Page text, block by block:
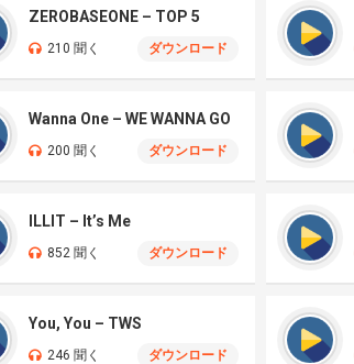
ZEROBASEONE – TOP 5
210 聞く ダウンロード
Wanna One – WE WANNA GO
200 聞く ダウンロード
ILLIT – It’s Me
852 聞く ダウンロード
You, You – TWS
246 聞く ダウンロード